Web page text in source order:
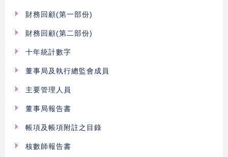
財務回顧(第一部份)
財務回顧(第二部份)
十年統計數字
董事局及執行總監會成員
主要管理人員
董事局報告書
帳項及帳項附註之目錄
核數師報告書